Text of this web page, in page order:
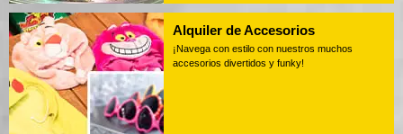
Alquiler de Accesorios
¡Navega con estilo con nuestros muchos
accesorios divertidos y funky!